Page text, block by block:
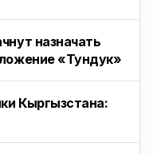
назначать
«Тундук»
Кыргызстана: